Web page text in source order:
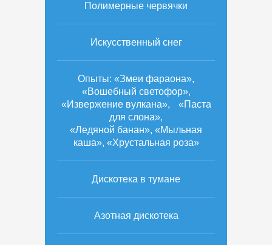
Полимерные червячки
Искусственный снег
Опыты: «Змеи фараона»,
«Вошебный светофор»,
«Извержение вулкана», «Паста
для слона»,
«Ледяной банан», «Мыльная
каша», «Хрустальная роза»
Дискотека в тумане
Азотная дискотека